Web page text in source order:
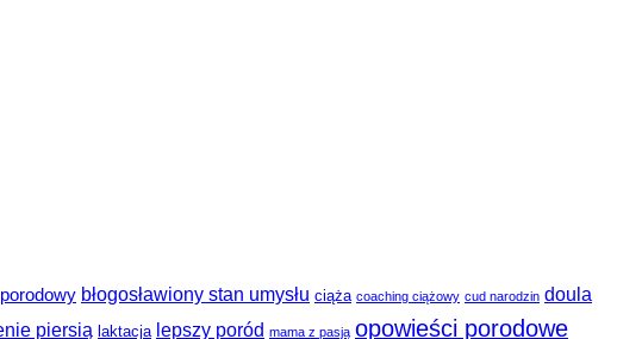
błogosławiony stan umysłu ciąża coaching ciążowy cud narodzin doula
piersią laktacja lepszy poród mama z pasją opowieści porodowe